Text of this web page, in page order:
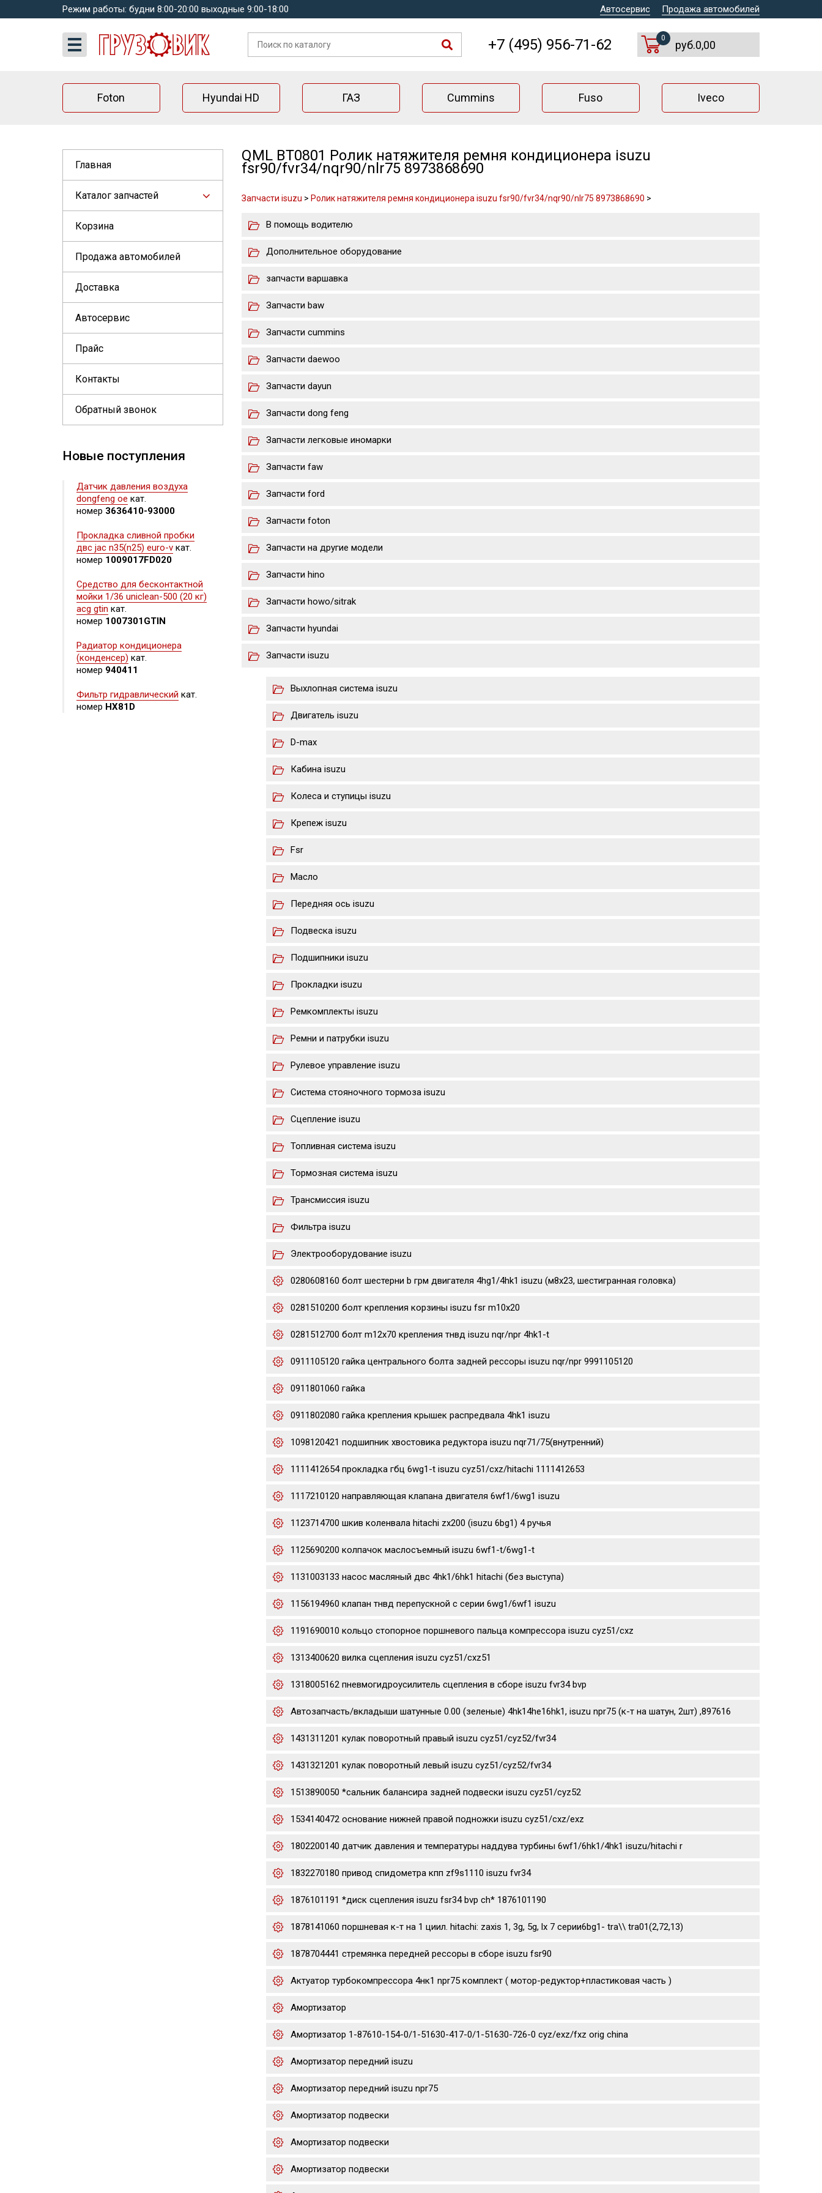
Режим работы: будни 8:00-20:00 выходные 9:00-18:00 Автосервис Продажа автомобилей
+7 (495) 956-71-62 0
руб.0,00
Foton Hyundai HD ГАЗ Cummins Fuso Iveco
Главная
Каталог запчастей
Корзина
Продажа автомобилей
Доставка
Автосервис
Прайс
Контакты
Обратный звонок
Новые поступления
Датчик давления воздуха
dongfeng oe кат.
номер 3636410-93000
Прокладка сливной пробки
двс jac n35(n25) euro-v кат.
номер 1009017FD020
Средство для бесконтактной
мойки 1/36 uniclean-500 (20 кг)
acg gtin кат.
номер 1007301GTIN
Радиатор кондиционера
(конденсер) кат.
номер 940411
Фильтр гидравлический кат.
номер HX81D
QML BT0801 Ролик натяжителя ремня кондиционера isuzu
fsr90/fvr34/nqr90/nlr75 8973868690
Запчасти isuzu > Ролик натяжителя ремня кондиционера isuzu fsr90/fvr34/nqr90/nlr75 8973868690 >
В помощь водителю
Дополнительное оборудование
запчасти варшавка
Запчасти baw
Запчасти cummins
Запчасти daewoo
Запчасти dayun
Запчасти dong feng
Запчасти легковые иномарки
Запчасти faw
Запчасти ford
Запчасти foton
Запчасти на другие модели
Запчасти hino
Запчасти howo/sitrak
Запчасти hyundai
Запчасти isuzu
Выхлопная система isuzu
Двигатель isuzu
D-max
Кабина isuzu
Колеса и ступицы isuzu
Крепеж isuzu
Fsr
Масло
Передняя ось isuzu
Подвеска isuzu
Подшипники isuzu
Прокладки isuzu
Ремкомплекты isuzu
Ремни и патрубки isuzu
Рулевое управление isuzu
Система стояночного тормоза isuzu
Сцепление isuzu
Топливная система isuzu
Тормозная система isuzu
Трансмиссия isuzu
Фильтра isuzu
Электрооборудование isuzu
0280608160 болт шестерни b грм двигателя 4hg1/4hk1 isuzu (м8х23, шестигранная головка)
0281510200 болт крепления корзины isuzu fsr m10x20
0281512700 болт m12x70 крепления тнвд isuzu nqr/npr 4hk1-t
0911105120 гайка центрального болта задней рессоры isuzu nqr/npr 9991105120
0911801060 гайка
0911802080 гайка крепления крышек распредвала 4hk1 isuzu
1098120421 подшипник хвостовика редуктора isuzu nqr71/75(внутренний)
1111412654 прокладка гбц 6wg1-t isuzu cyz51/cxz/hitachi 1111412653
1117210120 направляющая клапана двигателя 6wf1/6wg1 isuzu
1123714700 шкив коленвала hitachi zx200 (isuzu 6bg1) 4 ручья
1125690200 колпачок маслосъемный isuzu 6wf1-t/6wg1-t
1131003133 насос масляный двс 4hk1/6hk1 hitachi (без выступа)
1156194960 клапан тнвд перепускной с серии 6wg1/6wf1 isuzu
1191690010 кольцо стопорное поршневого пальца компрессора isuzu cyz51/cxz
1313400620 вилка сцепления isuzu cyz51/cxz51
1318005162 пневмогидроусилитель сцепления в сборе isuzu fvr34 bvp
Автозапчасть/вкладыши шатунные 0.00 (зеленые) 4hk14he16hk1, isuzu npr75 (к-т на шатун, 2шт) ,897616
1431311201 кулак поворотный правый isuzu cyz51/cyz52/fvr34
1431321201 кулак поворотный левый isuzu cyz51/cyz52/fvr34
1513890050 *сальник балансира задней подвески isuzu cyz51/cyz52
1534140472 основание нижней правой подножки isuzu cyz51/cxz/exz
1802200140 датчик давления и температуры наддува турбины 6wf1/6hk1/4hk1 isuzu/hitachi r
1832270180 привод спидометра кпп zf9s1110 isuzu fvr34
1876101191 *диск сцепления isuzu fsr34 bvp ch* 1876101190
1878141060 поршневая к-т на 1 циил. hitachi: zaxis 1, 3g, 5g, lx 7 серии6bg1- tra\\ tra01(2,72,13)
1878704441 стремянка передней рессоры в сборе isuzu fsr90
Актуатор турбокомпрессора 4нк1 npr75 комплект ( мотор-редуктор+пластиковая часть )
Амортизатор
Амортизатор 1-87610-154-0/1-51630-417-0/1-51630-726-0 cyz/exz/fxz orig china
Амортизатор передний isuzu
Амортизатор передний isuzu npr75
Амортизатор подвески
Амортизатор подвески
Амортизатор подвески